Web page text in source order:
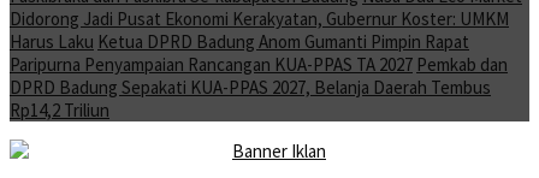
Didorong Jadi Pusat Ekonomi Kerakyatan, Gubernur Koster: UMKM
Harus Laku Ketua DPRD Badung Anom Gumanti Pimpin Rapat
Paripurna Penyampaian Rancangan KUA-PPAS TA 2027 Pemkab dan
DPRD Badung Sepakati KUA-PPAS 2027, Belanja Daerah Tembus
Rp14,2 Triliun